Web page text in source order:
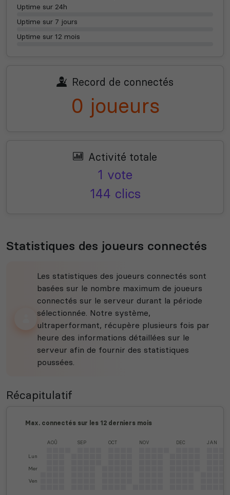
Uptime sur 24h
Uptime sur 7 jours
Uptime sur 12 mois
Record de connectés
0 joueurs
Activité totale
1 vote
144 clics
Statistiques des joueurs connectés
Les statistiques des joueurs connectés sont
basées sur le nombre maximum de joueurs
connectés sur le serveur durant la période
sélectionnée. Notre système,
ultraperformant, récupère plusieurs fois par
heure des informations détaillées sur le
serveur afin de fournir des statistiques
poussées.
Récapitulatif
Max. connectés sur les 12 derniers mois
Lun
Mer
Ven
AOÛ SEP OCT NOV DEC JAN